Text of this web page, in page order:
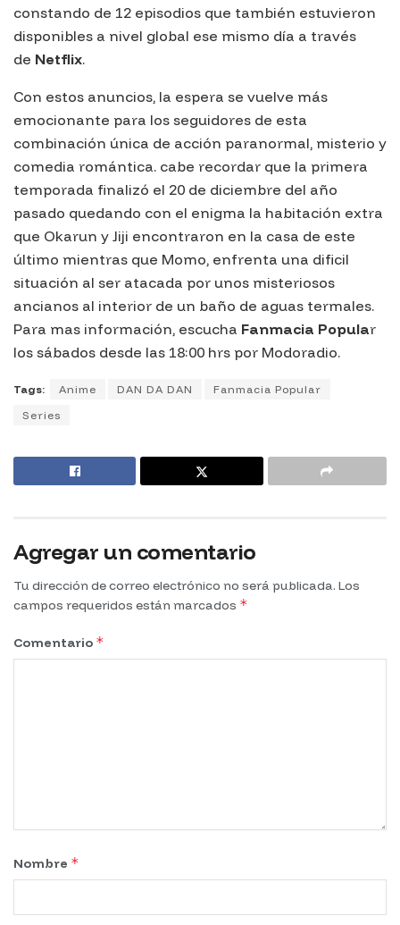
constando de 12 episodios que también estuvieron
disponibles a nivel global ese mismo día a través
de Netflix.
Con estos anuncios, la espera se vuelve más
emocionante para los seguidores de esta
combinación única de acción paranormal, misterio y
comedia romántica. cabe recordar que la primera
temporada finalizó el 20 de diciembre del año
pasado quedando con el enigma la habitación extra
que Okarun y Jiji encontraron en la casa de este
último mientras que Momo, enfrenta una dificil
situación al ser atacada por unos misteriosos
ancianos al interior de un baño de aguas termales.
Para mas información, escucha Fanmacia Popular
los sábados desde las 18:00 hrs por Modoradio.
Tags: Anime DAN DA DAN
Fanmacia Popular
Series
Agregar un comentario
Tu dirección de correo electrónico no será publicada. Los
campos requeridos están marcados *
Comentario *
Nombre *